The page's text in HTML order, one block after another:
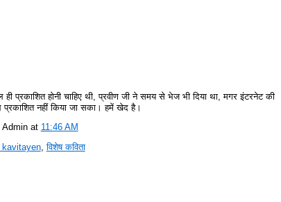
ही प्रकाशित होनी चाहिए थी, प्रवीण जी ने समय से भेज भी दिया था, मगर इंटरनेट की
नहीं किया जा सका। हमें खेद है।
Admin at 11:46 AM
kavitayen,विशेष कविता